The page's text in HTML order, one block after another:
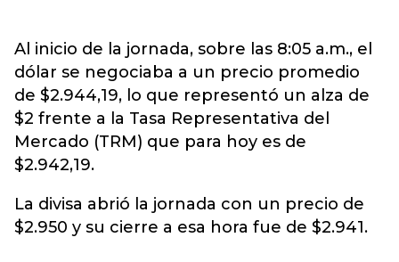
Al inicio de la jornada, sobre las 8:05 a.m., el
dólar se negociaba a un precio promedio
de $2.944,19, lo que representó un alza de
$2 frente a la Tasa Representativa del
Mercado (TRM) que para hoy es de
$2.942,19.
La divisa abrió la jornada con un precio de
$2.950 y su cierre a esa hora fue de $2.941.